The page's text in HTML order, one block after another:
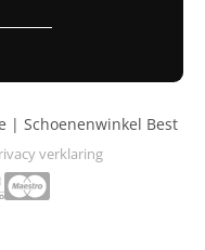
| Schoenenwinkel Best
verklaring